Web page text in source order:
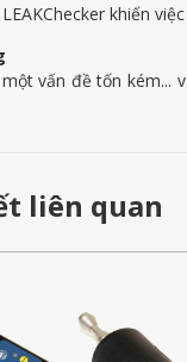
khiến
vấn đề tốn kém...
liên quan